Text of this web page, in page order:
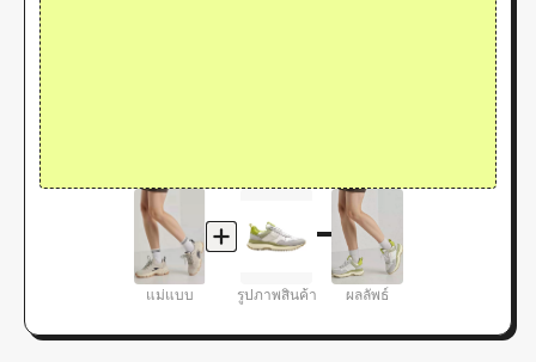
แม่แบบ รูปภาพสินค้า ผลลัพธ์